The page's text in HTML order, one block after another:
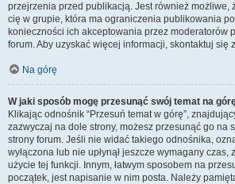
przejrzenia przed publikacją. Jest również możliwe,
cię w grupie, która ma ograniczenia publikowania
konieczności ich akceptowania przez moderatorów
forum. Aby uzyskać więcej informacji, skontaktuj się
Na górę
W jaki sposób mogę przesunąć swój temat na
Klikając odnośnik “Przesuń temat w górę”,
zazwyczaj na dole strony, możesz przesunąć go na
strony forum. Jeśli nie widać takiego odnośnika,
wyłączona lub nie upłynął jeszcze wymagany
użycie tej funkcji. Innym, łatwym sposobem na
początek, jest napisanie w nim posta. Należy